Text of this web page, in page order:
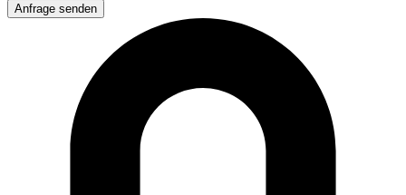
Anfrage senden